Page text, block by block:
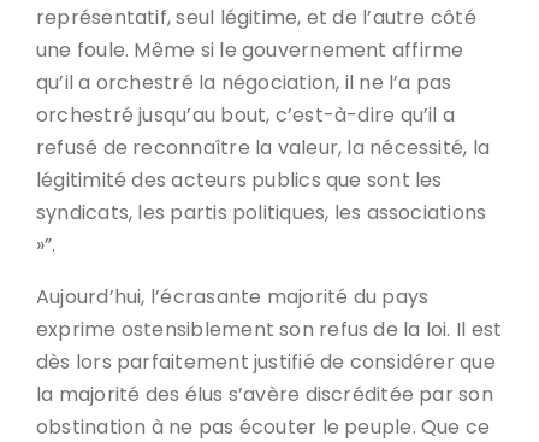
représentatif, seul légitime, et de l’autre côté
une foule. Même si le gouvernement affirme
qu’il a orchestré la négociation, il ne l’a pas
orchestré jusqu’au bout, c’est-à-dire qu’il a
refusé de reconnaître la valeur, la nécessité, la
légitimité des acteurs publics que sont les
syndicats, les partis politiques, les associations
»”.
Aujourd’hui, l’écrasante majorité du pays
exprime ostensiblement son refus de la loi. Il est
dès lors parfaitement justifié de considérer que
la majorité des élus s’avère discréditée par son
obstination à ne pas écouter le peuple. Que ce